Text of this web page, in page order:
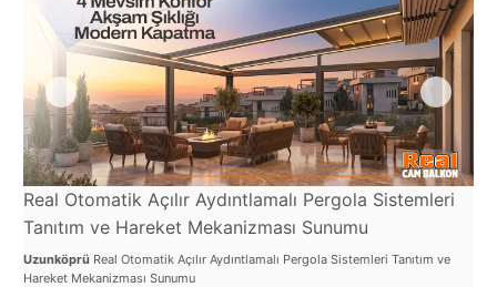
Real Otomatik Açılır Aydıntlamalı Pergola Sistemleri
Tanıtım ve Hareket Mekanizması Sunumu
Uzunköprü Real Otomatik Açılır Aydıntlamalı Pergola Sistemleri Tanıtım ve
Hareket Mekanizması Sunumu
Tilburg
Van
Yalova
VAZGEÇ
SEÇ